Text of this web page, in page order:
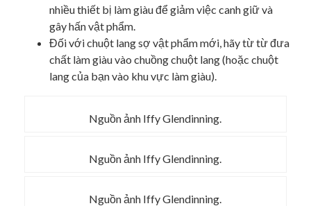
nhiều thiết bị làm giàu để giảm việc canh giữ và
gây hấn vật phẩm.
Đối với chuột lang sợ vật phẩm mới, hãy từ từ đưa
chất làm giàu vào chuồng chuột lang (hoặc chuột
lang của bạn vào khu vực làm giàu).
Nguồn ảnh Iffy Glendinning.
Nguồn ảnh Iffy Glendinning.
Nguồn ảnh Iffy Glendinning.